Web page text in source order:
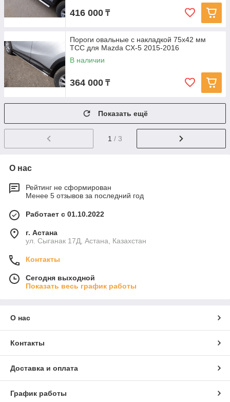
416 000 ₸
Пороги овальные с накладкой 75х42 мм
ТСС для Mazda CX-5 2015-2016
В наличии
364 000 ₸
Показать ещё
1 / 3
О нас
Рейтинг не сформирован
Менее 5 отзывов за последний год
Работает с 01.10.2022
г. Астана
ул. Сыганак 17Д, Астана, Казахстан
Контакты
Сегодня выходной
Показать весь график работы
О нас
Контакты
Доставка и оплата
График работы